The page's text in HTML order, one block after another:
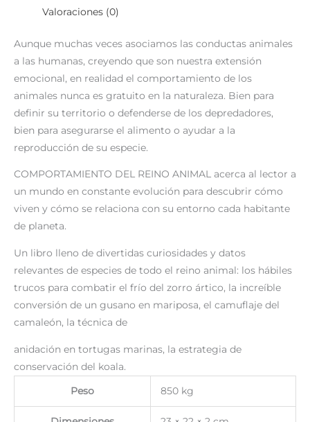
Valoraciones (0)
Aunque muchas veces asociamos las conductas animales
a las humanas, creyendo que son nuestra extensión
emocional, en realidad el comportamiento de los
animales nunca es gratuito en la naturaleza. Bien para
definir su territorio o defenderse de los depredadores,
bien para asegurarse el alimento o ayudar a la
reproducción de su especie.
COMPORTAMIENTO DEL REINO ANIMAL acerca al lector a
un mundo en constante evolución para descubrir cómo
viven y cómo se relaciona con su entorno cada habitante
de planeta.
Un libro lleno de divertidas curiosidades y datos
relevantes de especies de todo el reino animal: los hábiles
trucos para combatir el frío del zorro ártico, la increíble
conversión de un gusano en mariposa, el camuflaje del
camaleón, la técnica de
anidación en tortugas marinas, la estrategia de
conservación del koala.
Peso 850 kg